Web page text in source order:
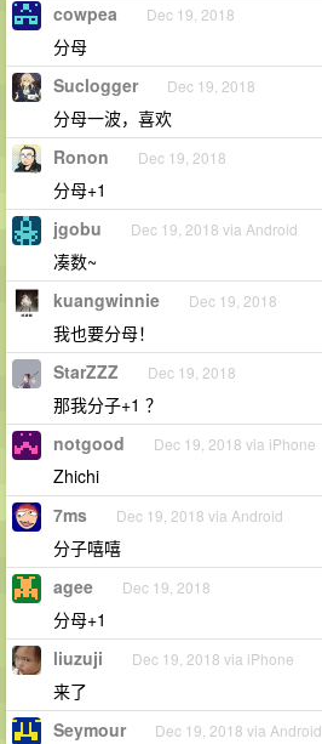
cowpea Dec 19, 2018
分母
Suclogger Dec 19, 2018
分母一波，喜欢
Ronon Dec 19, 2018
分母+1
jgobu Dec 19, 2018 via Android
凑数~
kuangwinnie Dec 19, 2018
我也要分母！
StarZZZ Dec 19, 2018
那我分子+1 ？
notgood Dec 19, 2018 via iPhone
Zhichi
7ms Dec 19, 2018 via Android
分子嘻嘻
agee Dec 19, 2018
分母+1
liuzuji Dec 19, 2018 via iPhone
来了
Seymour Dec 19, 2018 via Android